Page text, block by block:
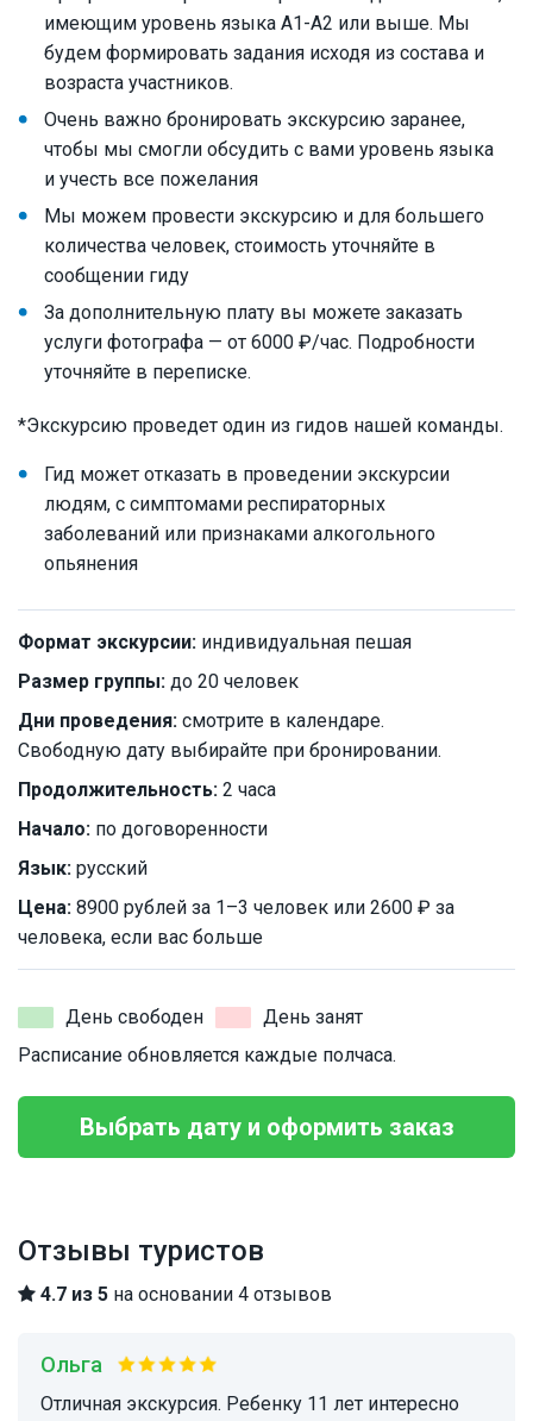
имеющим уровень языка А1-А2 или выше. Мы
будем формировать задания исходя из состава и
возраста участников.
Очень важно бронировать экскурсию заранее,
чтобы мы смогли обсудить с вами уровень языка
и учесть все пожелания
Мы можем провести экскурсию и для большего
количества человек, стоимость уточняйте в
сообщении гиду
За дополнительную плату вы можете заказать
услуги фотографа — от 6000 ₽/час. Подробности
уточняйте в переписке.
*Экскурсию проведет один из гидов нашей команды.
Гид может отказать в проведении экскурсии
людям, с симптомами респираторных
заболеваний или признаками алкогольного
опьянения
Формат экскурсии: индивидуальная пешая
Размер группы: до 20 человек
Дни проведения: смотрите в календаре.
Свободную дату выбирайте при бронировании.
Продолжительность: 2 часа
Начало: по договоренности
Язык: русский
Цена: 8900 рублей за 1–3 человек или 2600 ₽ за
человека, если вас больше
День свободен
День занят
Расписание обновляется каждые полчаса.
Выбрать дату и оформить заказ
Отзывы туристов
4.7 из 5 на основании 4 отзывов
Ольга
Отличная экскурсия. Ребенку 11 лет интересно